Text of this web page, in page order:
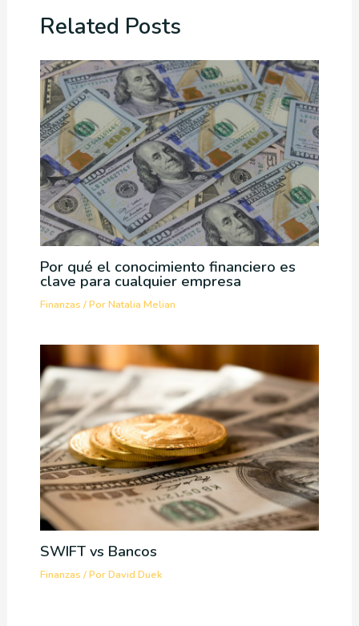
Related Posts
Por qué el conocimiento financiero es
clave para cualquier empresa
Finanzas / PorNatalia Melian
SWIFT vs Bancos
Finanzas / PorDavid Duek